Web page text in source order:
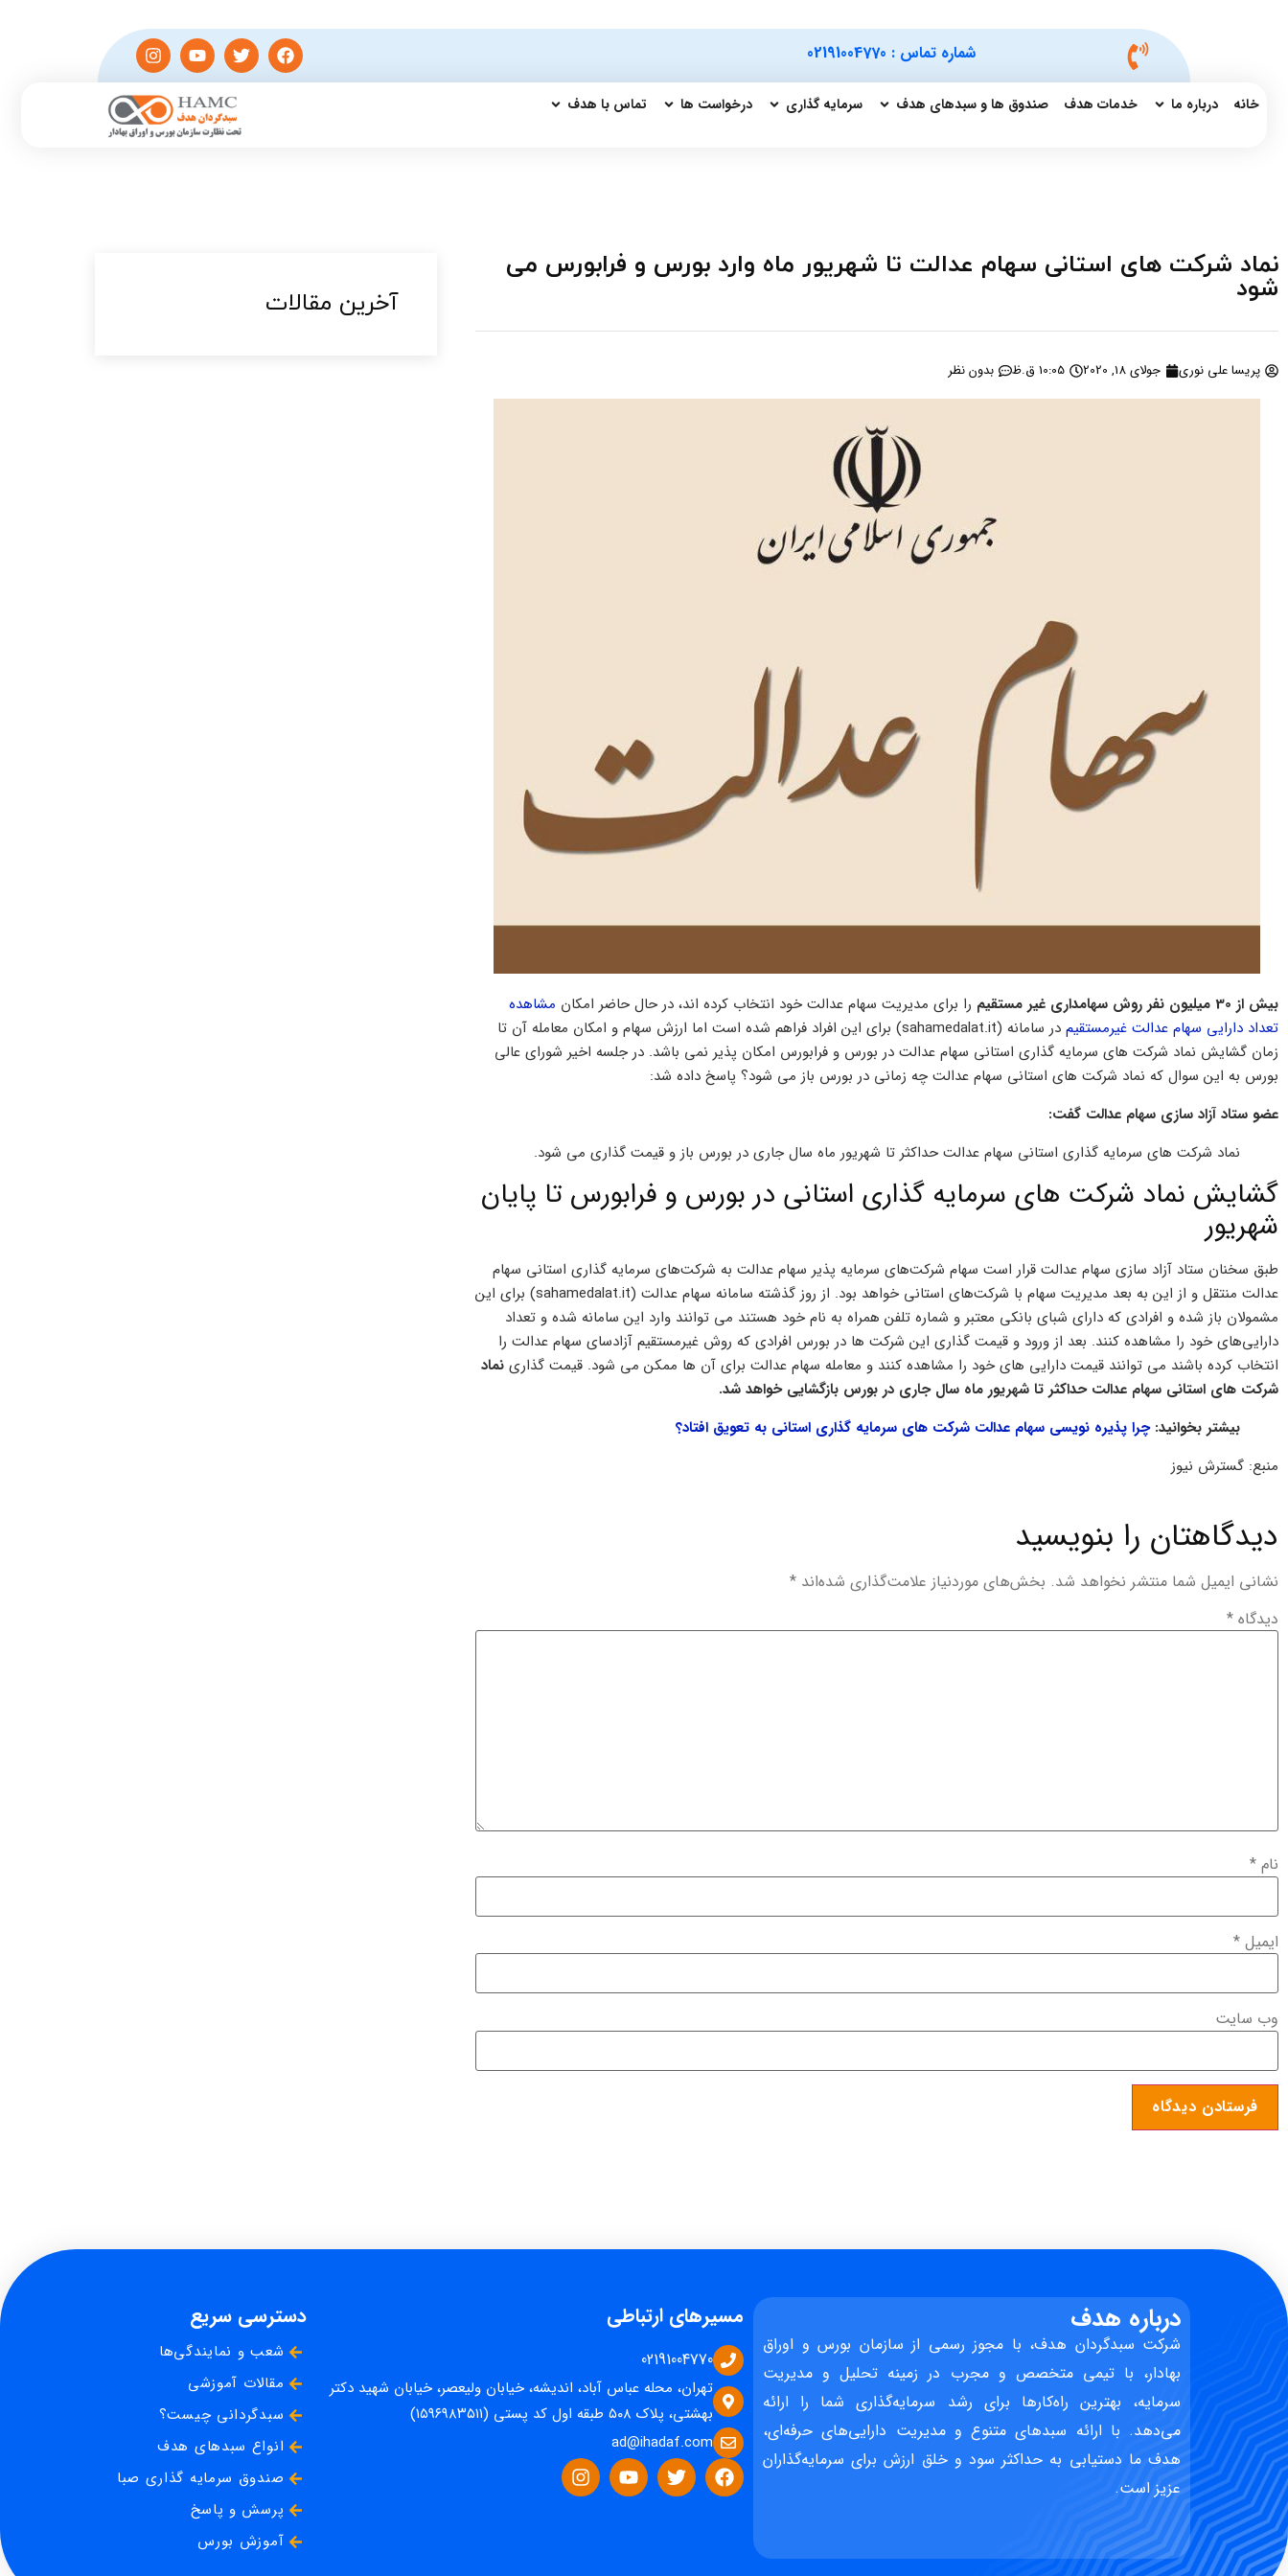
شماره تماس : 02191004770
خانه درباره ما خدمات هدف صندوق ها و سبدهای هدف سرمایه گذاری درخواست ها تماس با هدف
نماد شرکت های استانی سهام عدالت تا شهریور ماه وارد بورس و فرابورس می
شود
پریسا علی نوری جولای 18, 2020 10:05 ق.ظ بدون نظر
بیش از 30 میلیون نفر روش سهامداری غیر مستقیم را برای مدیریت سهام عدالت خود انتخاب کرده اند، در حال حاضر امکان مشاهده
تعداد دارایی سهام عدالت غیرمستقیم
در سامانه (sahamedalat.it) برای این افراد فراهم شده است اما ارزش سهام و امکان معامله آن تا
زمان گشایش نماد شرکت های سرمایه گذاری استانی سهام عدالت در بورس و فرابورس امکان پذیر نمی باشد. در جلسه اخیر شورای عالی
بورس به این سوال که نماد شرکت های استانی سهام عدالت چه زمانی در بورس باز می شود؟ پاسخ داده شد:
عضو ستاد آزاد سازی سهام عدالت گفت:
نماد شرکت های سرمایه گذاری استانی سهام عدالت حداکثر تا شهریور ماه سال جاری در بورس باز و قیمت گذاری می شود.
گشایش نماد شرکت های سرمایه گذاری استانی در بورس و فرابورس تا پایان
شهریور
طبق سخنان ستاد آزاد سازی سهام عدالت قرار است سهام شرکت‌های سرمایه پذیر سهام عدالت به شرکت‌های سرمایه گذاری استانی سهام
عدالت منتقل و از این به بعد مدیریت سهام با شرکت‌های استانی خواهد بود. از روز گذشته سامانه سهام عدالت (sahamedalat.it) برای این
مشمولان باز شده و افرادی که دارای شبای بانکی معتبر و شماره تلفن همراه به نام خود هستند می توانند وارد این سامانه شده و تعداد
دارایی‌های خود را مشاهده کنند. بعد از ورود و قیمت گذاری این شرکت ها در بورس افرادی که روش غیرمستقیم آزادسای سهام عدالت را
انتخاب کرده باشند می توانند قیمت دارایی های خود را مشاهده کنند و معامله سهام عدالت برای آن ها ممکن می شود. قیمت گذاری نماد
شرکت های استانی سهام عدالت حداکثر تا شهریور ماه سال جاری در بورس بازگشایی خواهد شد.
بیشتر بخوانید:چرا پذیره نویسی سهام عدالت شرکت های سرمایه گذاری استانی به تعویق افتاد؟
منبع: گسترش نیوز
دیدگاهتان را بنویسید
نشانی ایمیل شما منتشر نخواهد شد. بخش‌های موردنیاز علامت‌گذاری شده‌اند *
دیدگاه *
نام *
ایمیل *
وب‌ سایت
آخرین مقالات​
درباره هدف
شرکت سبدگردان هدف، با مجوز رسمی از سازمان بورس و اوراق
بهادار، با تیمی متخصص و مجرب در زمینه تحلیل و مدیریت
سرمایه، بهترین راه‌کارها برای رشد سرمایه‌گذاری شما را ارائه
می‌دهد. با ارائه سبدهای متنوع و مدیریت دارایی‌های حرفه‌ای،
هدف ما دستیابی به حداکثر سود و خلق ارزش برای سرمایه‌گذاران
عزیز است.
مسیرهای ارتباطی
02191004770
تهران، محله عباس آباد، اندیشه، خیابان ولیعصر، خیابان شهید دکتر
بهشتی، پلاک ۵۰۸ طبقه اول کد پستی (۱۵۹۶۹۸۳۵۱۱)
ad@ihadaf.com
دسترسی سریع
شعب و نمایندگی‌ها
مقالات آموزشی
سبدگردانی چیست؟
انواع سبدهای هدف
صندوق سرمایه گذاری صبا
پرسش و پاسخ
آموزش بورس